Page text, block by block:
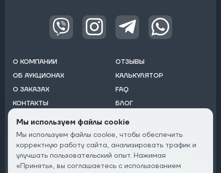
О КОМПАНИИ
ОБ АУКЦИОНАХ
О ЗАКАЗАХ
КОНТАКТЫ
ОТЗЫВЫ
КАЛЬКУЛЯТОР
FAQ
БЛОГ
Подписаться на рассылку:
Email
Мы используем файлы cookie
Мы используем файлы cookie, чтобы обеспечить
корректную работу сайта, анализировать трафик и
улучшать пользовательский опыт. Нажимая
«Принять», вы соглашаетесь с использованием